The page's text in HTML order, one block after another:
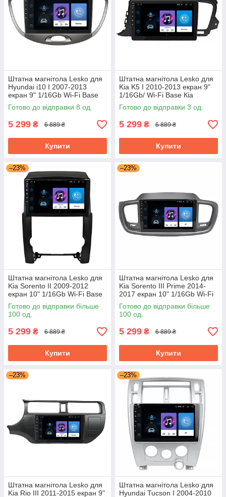
Штатна магнітола Lesko для
Hyundai i10 I 2007-2013
екран 9" 1/16Gb Wi-Fi Base
Хюндай Android
Готово до відправки 8 од.
5 299 ₴ 6 889 ₴
Купити
Штатна магнітола Lesko для
Kia K5 I 2010-2013 екран 9"
1/16Gb/ Wi-Fi Base Кіа
Готово до відправки 3 од.
5 299 ₴ 6 889 ₴
Купити
–23%
Штатна магнітола Lesko для
Kia Sorento II 2009-2012
екран 10" 1/16Gb Wi-Fi Base
GPS Android Кіа
Готово до відправки більше
100 од.
5 299 ₴ 6 889 ₴
Купити
–23%
Штатна магнітола Lesko для
Kia Sorento III Prime 2014-
2017 екран 10" 1/16Gb Wi-Fi
Base GPS Android Кіа
Готово до відправки більше
100 од.
5 299 ₴ 6 889 ₴
Купити
–23%
Штатна магнітола Lesko для
Kia Rio III 2011-2015 екран 9"
–23%
Штатна магнітола Lesko для
Hyundai Tucson I 2004-2010